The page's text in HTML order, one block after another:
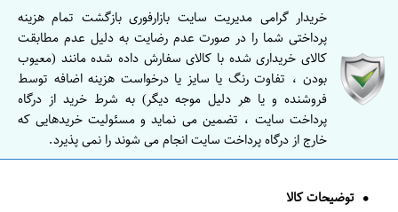
خریدار گرامی مدیریت سایت بازارفوری بازگشت تمام هزینه
پرداختی شما را در صورت عدم رضایت به دلیل عدم مطابقت
کالای خریداری شده با کالای سفارش داده شده مانند (معیوب
بودن ، تفاوت رنگ یا سایز یا درخواست هزینه اضافه توسط
فروشنده و یا هر دلیل موجه دیگر) به شرط خرید از درگاه
پرداخت سایت ، تضمین می نماید و مسئولیت خریدهایی که
خارج از درگاه پرداخت سایت انجام می شوند را نمی پذیرد.
توضیحات کالا